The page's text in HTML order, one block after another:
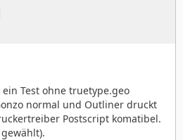
Test ohne truetype.geo
normal und Outliner druckt
Postscript komatibel.